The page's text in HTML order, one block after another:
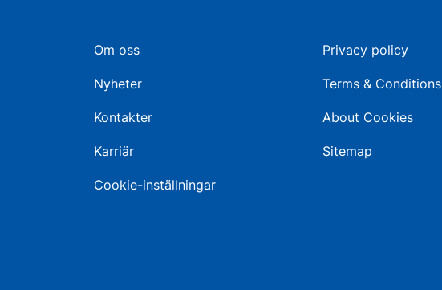
Om oss
Nyheter
Kontakter
Karriär
Cookie-inställningar
Privacy policy
Terms & Conditions
About Cookies
Sitemap